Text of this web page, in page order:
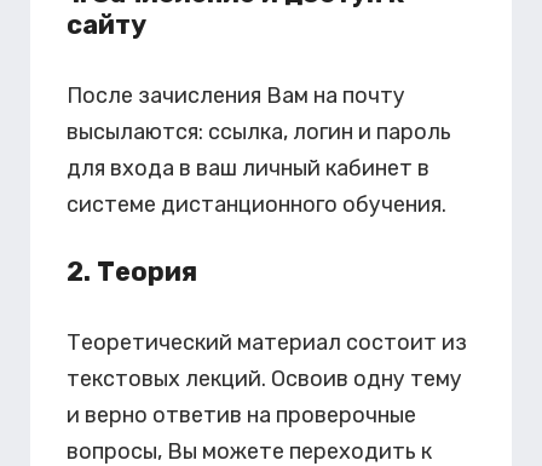
сайту
После зачисления Вам на почту
высылаются: ссылка, логин и пароль
для входа в ваш личный кабинет в
системе дистанционного обучения.
2. Теория
Теоретический материал состоит из
текстовых лекций. Освоив одну тему
и верно ответив на проверочные
вопросы, Вы можете переходить к